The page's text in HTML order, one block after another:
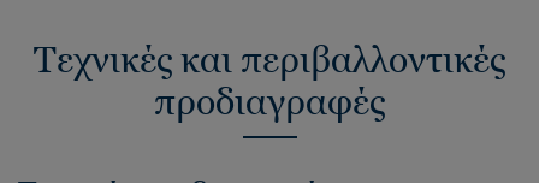
Τεχνικές και περιβαλλοντικές
προδιαγραφές